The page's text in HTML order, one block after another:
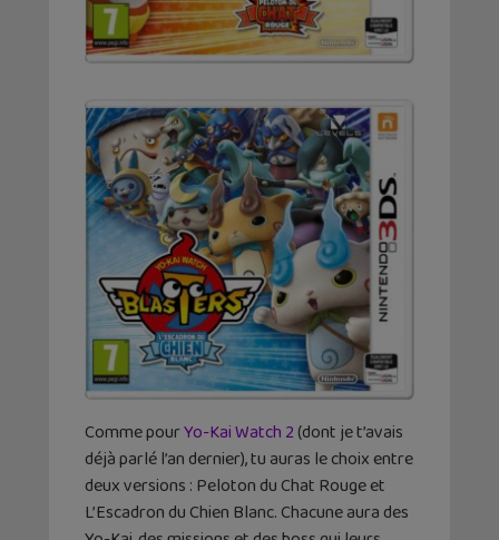
Comme pourYo-Kai Watch 2(dont je t’avais
déjà parlé l’an dernier), tu auras le choix entre
deux versions : Peloton du Chat Rouge et
L’Escadron du Chien Blanc. Chacune aura des